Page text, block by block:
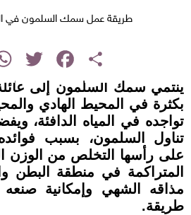
طريقة عمل سمك السلمون في
Share
Facebook
Twitter
ينتمي سمك السلمون إلى
بكثرة في المحيط الهادي
تواجده في المياه الدافئة،
تناول السلمون، بسبب
على رأسها التخلص من الوزن
المتراكمة في منطقة البطن
مذاقه الشهي وإمكانية
طريقة.